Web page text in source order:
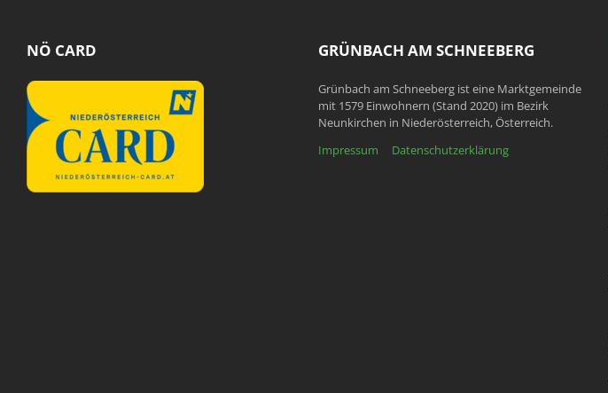
NÖ CARD GRÜNBACH AM SCHNEEBERG
Grünbach am Schneeberg ist eine Marktgemeinde
mit 1579 Einwohnern (Stand 2020) im Bezirk
Neunkirchen in Niederösterreich, Österreich.
Impressum
Datenschutzerklärung